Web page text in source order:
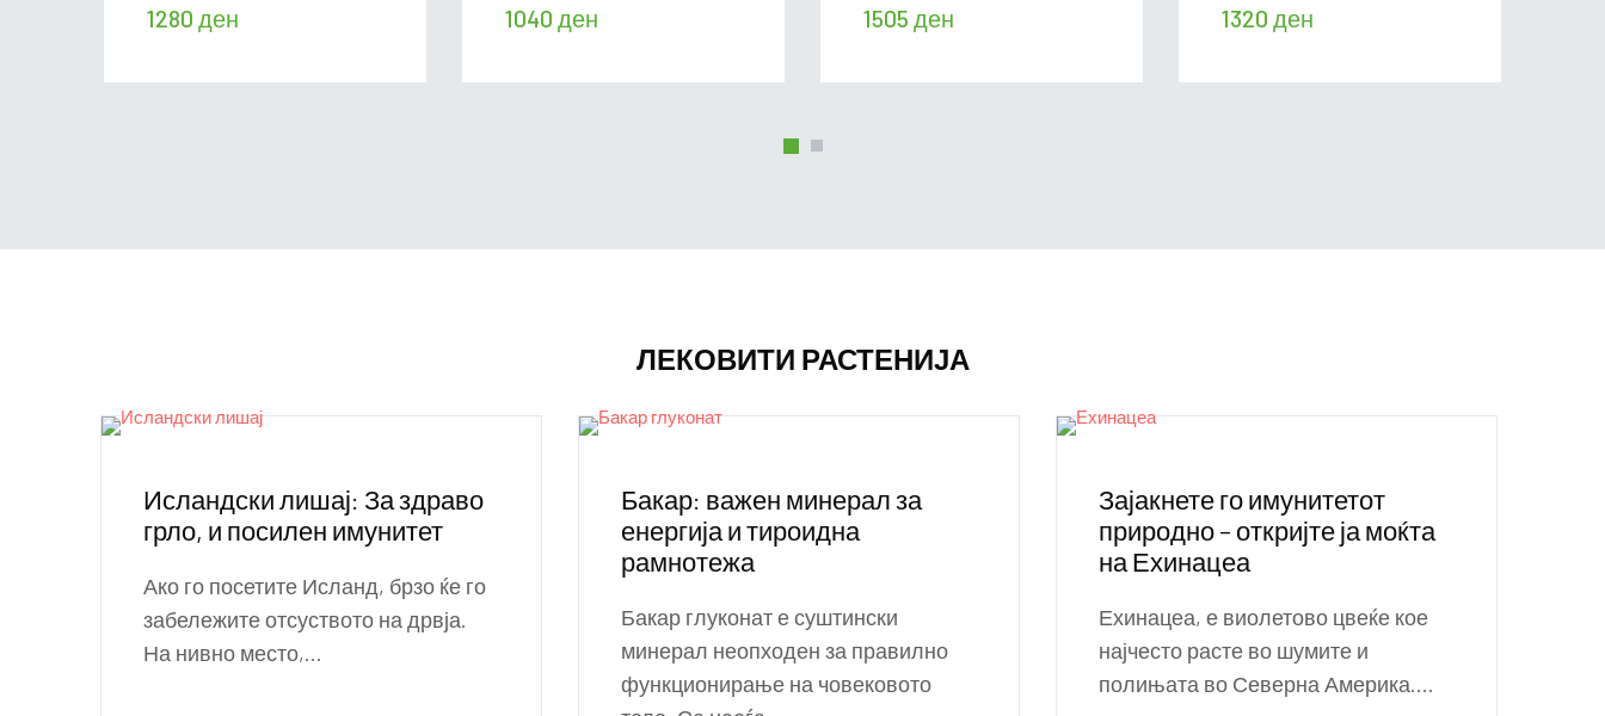
1280 ден
1040 ден
1505 ден
1320 ден
ЛЕКОВИТИ РАСТЕНИЈА
Исландски лишај: За здраво
грло, и посилен имунитет
Ако го посетите Исланд, брзо ќе го
забележите отсуството на дрвја.
На нивно место,...
Бакар: важен минерал за
енергија и тироидна
рамнотежа
Бакар глуконат е суштински
минерал неопходен за правилно
функционирање на човековото
Зајакнете го имунитетот
природно – откријте ја моќта
на Ехинацеа
Ехинацеа, е виолетово цвеќе кое
најчесто расте во шумите и
полињата во Северна Америка....